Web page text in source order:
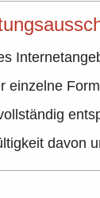
einzelne
davon